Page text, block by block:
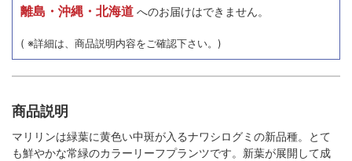
離島・沖縄・北海道 へのお届けはできません。
( ※詳細は、商品説明内容をご確認下さい。)
商品説明
マリリンは緑葉に黄色い中斑が入るナワシログミの新品種。とて
も鮮やかな常緑のカラーリーフプランツです。新葉が展開して成